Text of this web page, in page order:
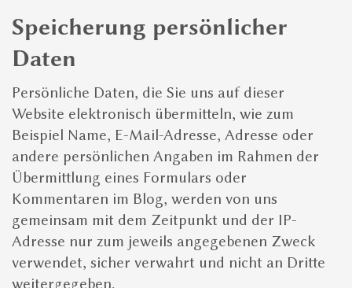
Speicherung persönlicher
Daten
Persönliche Daten, die Sie uns auf dieser
Website elektronisch übermitteln, wie zum
Beispiel Name, E-Mail-Adresse, Adresse oder
andere persönlichen Angaben im Rahmen der
Übermittlung eines Formulars oder
Kommentaren im Blog, werden von uns
gemeinsam mit dem Zeitpunkt und der IP-
Adresse nur zum jeweils angegebenen Zweck
verwendet, sicher verwahrt und nicht an Dritte
weitergegeben.